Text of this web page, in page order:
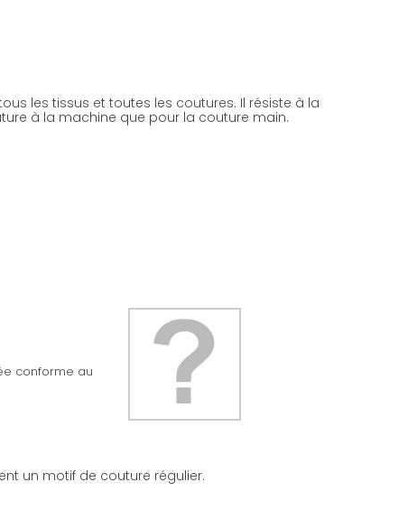
les tissus et toutes les coutures. Il résiste à la
à la machine que pour la couture main.
conforme au
un motif de couture régulier.